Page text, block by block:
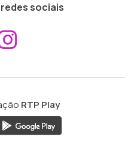
sociais
ao
RTP Play